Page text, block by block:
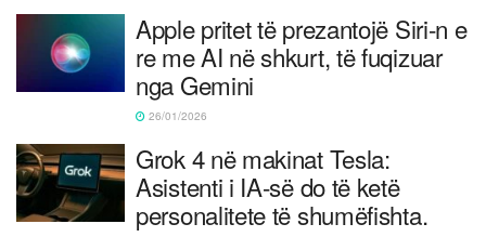
Apple pritet të prezantojë Siri-n e
re me AI në shkurt, të fuqizuar
nga Gemini
26/01/2026
Grok 4 në makinat Tesla:
Asistenti i IA-së do të ketë
personalitete të shumëfishta.